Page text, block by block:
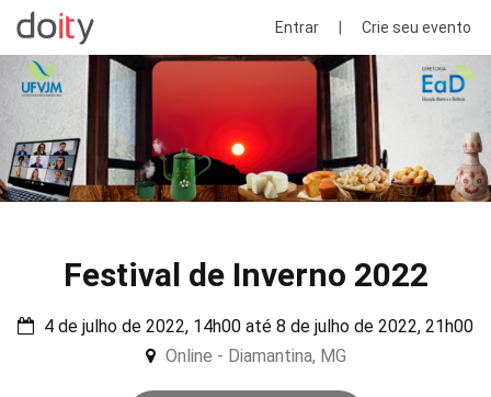
Entrar Crie seu evento
Festival de Inverno 2022
4 de julho de 2022, 14h00 até 8 de julho de 2022, 21h00
Online - Diamantina, MG